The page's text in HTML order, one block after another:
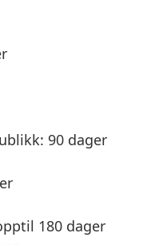
90 dager
180 dager